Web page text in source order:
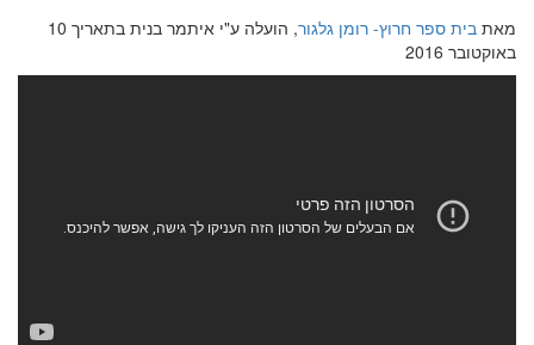
מאת בית ספר חרוץ- רומן גלגור
, הועלה ע"י איתמר בנית בתאריך 10
באוקטובר 2016